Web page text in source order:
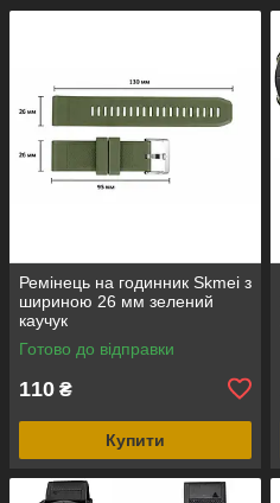
Ремінець на годинник Skmei з
шириною 26 мм зелений
каучук
Готово до відправки
110 ₴
Купити